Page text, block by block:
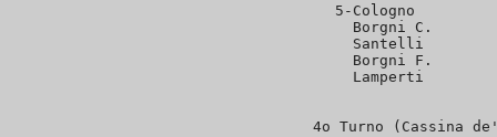
5-Cologno
Borgni C.
Santelli
Borgni F.
Lamperti
4o Turno (Cassina